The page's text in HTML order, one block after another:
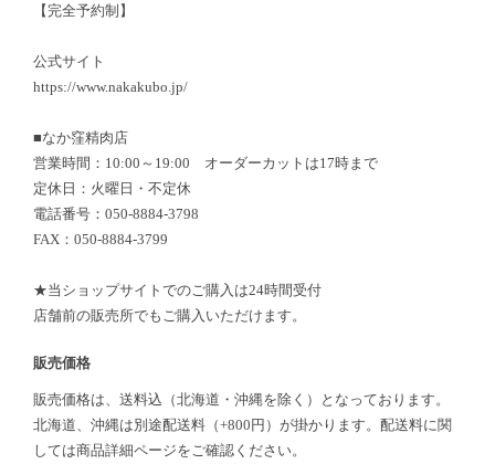
【完全予約制】
公式サイト
https://www.nakakubo.jp/
■なか窪精肉店
営業時間：10:00～19:00 オーダーカットは17時まで
定休日：火曜日・不定休
電話番号：050-8884-3798
FAX：050-8884-3799
★当ショップサイトでのご購入は24時間受付
店舗前の販売所でもご購入いただけます。
販売価格
販売価格は、送料込（北海道・沖縄を除く）となっております。
北海道、沖縄は別途配送料（+800円）が掛かります。配送料に関
しては商品詳細ページをご確認ください。